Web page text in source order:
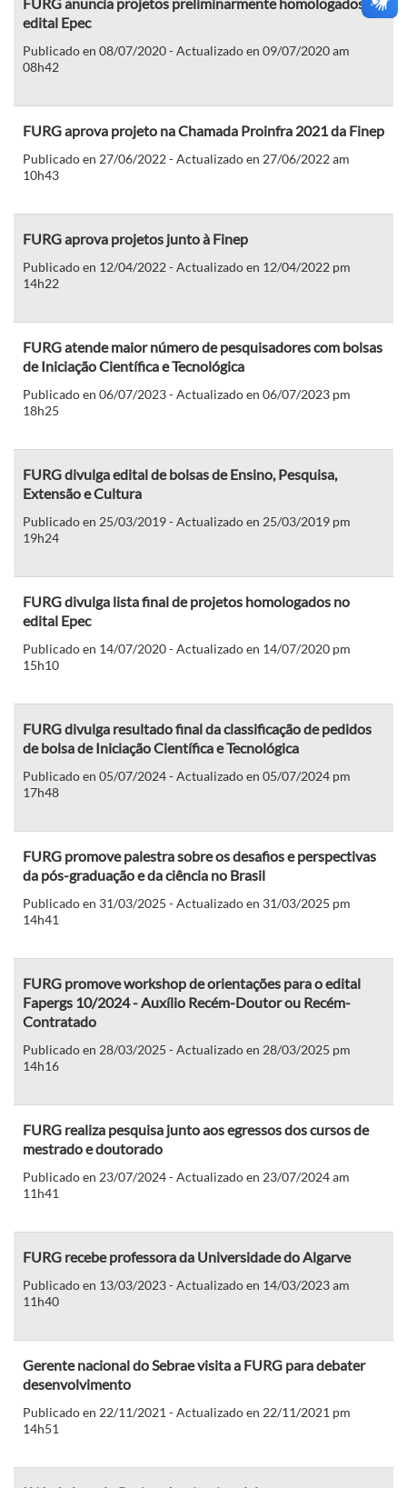
edital Epec
Publicado en 08/07/2020 - Actualizado en 09/07/2020 am
08h42
FURG aprova projeto na Chamada Proinfra 2021 da Finep
Publicado en 27/06/2022 - Actualizado en 27/06/2022 am
10h43
FURG aprova projetos junto à Finep
Publicado en 12/04/2022 - Actualizado en 12/04/2022 pm
14h22
FURG atende maior número de pesquisadores com bolsas
de Iniciação Científica e Tecnológica
Publicado en 06/07/2023 - Actualizado en 06/07/2023 pm
18h25
FURG divulga edital de bolsas de Ensino, Pesquisa,
Extensão e Cultura
Publicado en 25/03/2019 - Actualizado en 25/03/2019 pm
19h24
FURG divulga lista final de projetos homologados no
edital Epec
Publicado en 14/07/2020 - Actualizado en 14/07/2020 pm
15h10
FURG divulga resultado final da classificação de pedidos
de bolsa de Iniciação Científica e Tecnológica
Publicado en 05/07/2024 - Actualizado en 05/07/2024 pm
17h48
FURG promove palestra sobre os desafios e perspectivas
da pós-graduação e da ciência no Brasil
Publicado en 31/03/2025 - Actualizado en 31/03/2025 pm
14h41
FURG promove workshop de orientações para o edital
Fapergs 10/2024 - Auxílio Recém-Doutor ou Recém-
Contratado
Publicado en 28/03/2025 - Actualizado en 28/03/2025 pm
14h16
FURG realiza pesquisa junto aos egressos dos cursos de
mestrado e doutorado
Publicado en 23/07/2024 - Actualizado en 23/07/2024 am
11h41
FURG recebe professora da Universidade do Algarve
Publicado en 13/03/2023 - Actualizado en 14/03/2023 am
11h40
Gerente nacional do Sebrae visita a FURG para debater
desenvolvimento
Publicado en 22/11/2021 - Actualizado en 22/11/2021 pm
14h51